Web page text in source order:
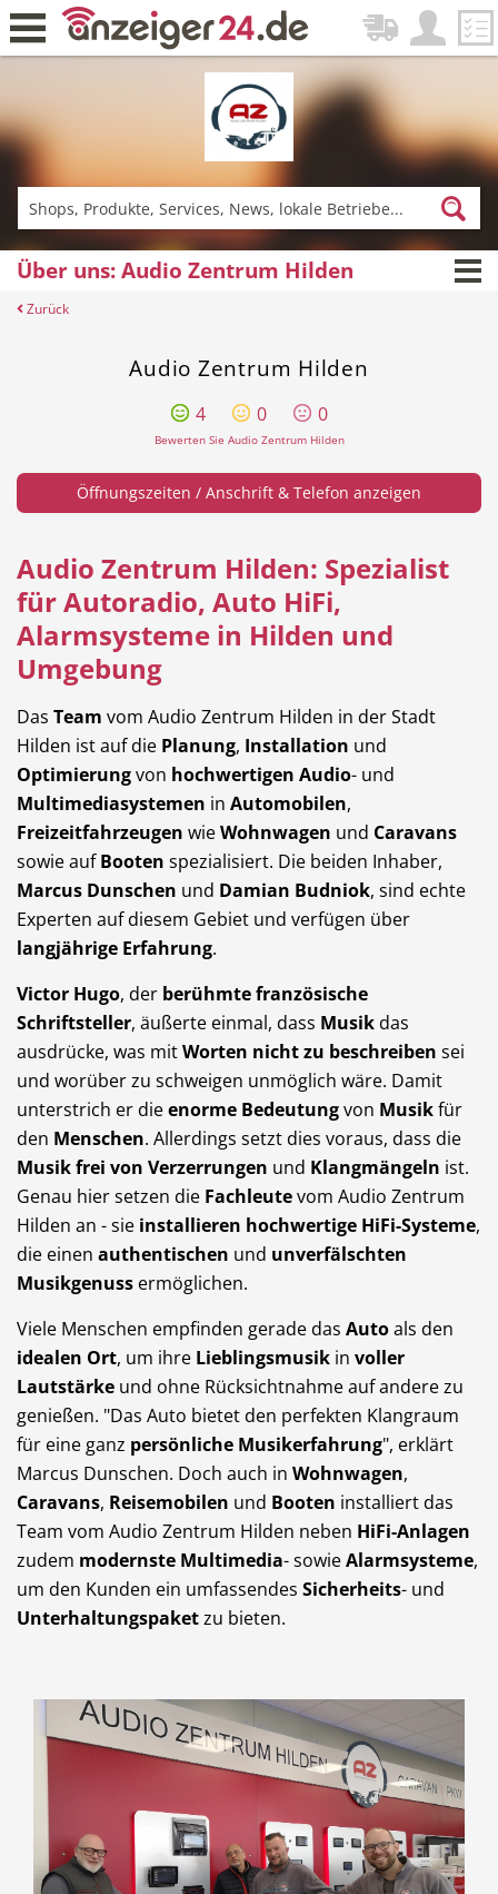
Zurück
Fitness & Sport Lieferservice
News Restaurant
Hotel Beauty & Wellness
Auto Handwerk
Sport & Freizeit Gesundheit
Dienstleistungen Freie Berufe
Veranstaltungskalender Lokale Empfehlungen
Stellenangebote
Videos Dein Hilden
Zurück
Audio Zentrum Hilden
4 0 0
Bewerten Sie Audio Zentrum Hilden
Öffnungszeiten / Anschrift & Telefon anzeigen
Über uns: Audio Zentrum Hilden
Audio Zentrum Hilden: Spezialist
für Autoradio, Auto HiFi,
Alarmsysteme in Hilden und
Umgebung
Das Team vom Audio Zentrum Hilden in der Stadt
Hilden ist auf die Planung, Installation und
Optimierungvon hochwertigen Audio- und
Multimediasystemen in Automobilen,
Freizeitfahrzeugen wieWohnwagen und Caravans
sowie aufBooten spezialisiert. Die beiden Inhaber,
Marcus Dunschen und Damian Budniok, sind echte
Experten auf diesem Gebiet und verfügen über
langjährige Erfahrung.
Victor Hugo, der berühmte französische
Schriftsteller, äußerte einmal, dass Musik das
ausdrücke, was mitWorten nicht zu beschreiben sei
und worüber zu schweigen unmöglich wäre. Damit
unterstrich er dieenorme Bedeutungvon Musikfür
den Menschen. Allerdings setzt dies voraus, dass die
Musik frei von Verzerrungen und Klangmängeln ist.
Genau hier setzen die Fachleutevom Audio Zentrum
Hilden an - sie installieren hochwertige HiFi-Systeme,
die einen authentischen und unverfälschten
Musikgenuss ermöglichen.
Viele Menschen empfinden gerade das Autoals den
idealen Ort, um ihre Lieblingsmusik in voller
Lautstärke und ohne Rücksichtnahme auf andere zu
genießen. "Das Auto bietet den perfekten Klangraum
für eine ganz persönliche Musikerfahrung", erklärt
Marcus Dunschen. Doch auch in Wohnwagen,
Caravans, Reisemobilen und Booten installiert das
Team vom Audio Zentrum Hilden neben HiFi-Anlagen
zudem modernste Multimedia- sowieAlarmsysteme,
um den Kunden ein umfassendes Sicherheits- und
Unterhaltungspaketzu bieten.